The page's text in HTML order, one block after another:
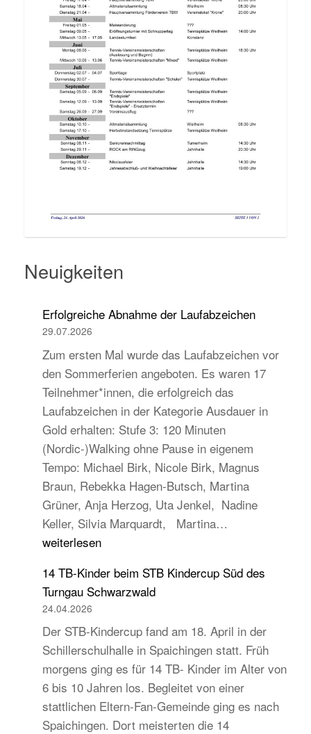
Neuigkeiten
Erfolgreiche Abnahme der Laufabzeichen
29.07.2026
Zum ersten Mal wurde das Laufabzeichen vor
den Sommerferien angeboten. Es waren 17
Teilnehmer*innen, die erfolgreich das
Laufabzeichen in der Kategorie Ausdauer in
Gold erhalten: Stufe 3: 120 Minuten
(Nordic-)Walking ohne Pause in eigenem
Tempo: Michael Birk, Nicole Birk, Magnus
Braun, Rebekka Hagen-Butsch, Martina
Grüner, Anja Herzog, Uta Jenkel, Nadine
Keller, Silvia Marquardt, Martina…
Laufabzeichen
weiterlesen
14 TB-Kinder beim STB Kindercup Süd des
Turngau Schwarzwald
24.04.2026
Der STB-Kindercup fand am 18. April in der
Schillerschulhalle in Spaichingen statt. Früh
morgens ging es für 14 TB- Kinder im Alter von
6 bis 10 Jahren los. Begleitet von einer
stattlichen Eltern-Fan-Gemeinde ging es nach
Spaichingen. Dort meisterten die 14